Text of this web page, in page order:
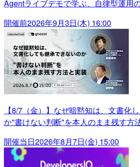
Agentライブデモで学ぶ、自律型運用
開催前2026年9月3日(木) 16:00
【8/7（金）】なぜ暗黙知は、文書化
か"書けない判断"を本人のまま残す方
開催当日2026年8月7日(金) 15:00